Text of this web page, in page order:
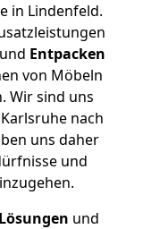
in Lindenfeld.
und Entpacken
von Möbeln
Wir sind uns
nach
uns daher
und
und